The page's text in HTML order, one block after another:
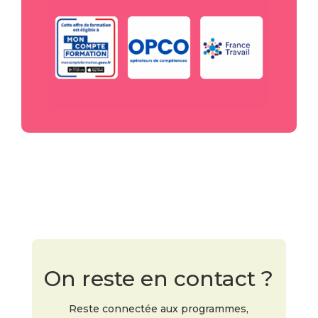
On reste en contact ?
Reste connectée aux programmes,